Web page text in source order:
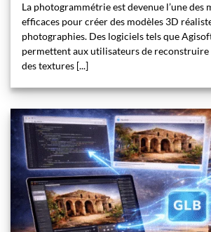
La photogrammétrie est devenue l’une des
efficaces pour créer des modèles 3D
photographies. Des logiciels tels que
permettent aux utilisateurs de reconstruire
des textures [...]